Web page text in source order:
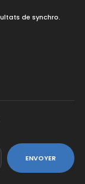
de synchro.
ENVOYER